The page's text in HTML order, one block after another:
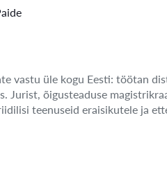
vastu üle kogu Eesti: töötan
Jurist, õigusteaduse
teenuseid eraisikutele ja